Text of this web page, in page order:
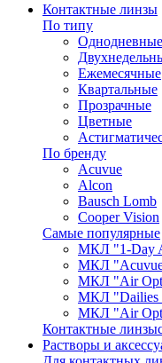
Контактные линзы
По типу
Однодневные
Ежемесячные
Квартальные
Прозрачные
Цветные
По бренду
Acuvue
Alcon
Bausch Lomb
Cooper Vision
Самые популярные
МКЛ "1-Day
МКЛ "Acuvue
МКЛ "Air
МКЛ "Dailies
МКЛ "Air
Контактные линзы
Растворы и